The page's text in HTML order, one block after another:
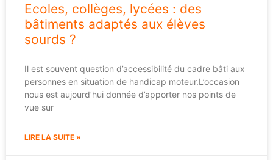
Ecoles, collèges, lycées : des
bâtiments adaptés aux élèves
sourds ?
Il est souvent question d’accessibilité du cadre bâti aux
personnes en situation de handicap moteur.L’occasion
nous est aujourd’hui donnée d’apporter nos points de
vue sur
LIRE LA SUITE »